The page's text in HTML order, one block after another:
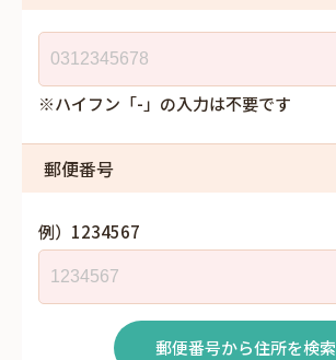
※ハイフン「-」の入力は不要です
郵便番号
例）1234567
郵便番号から住所を検索